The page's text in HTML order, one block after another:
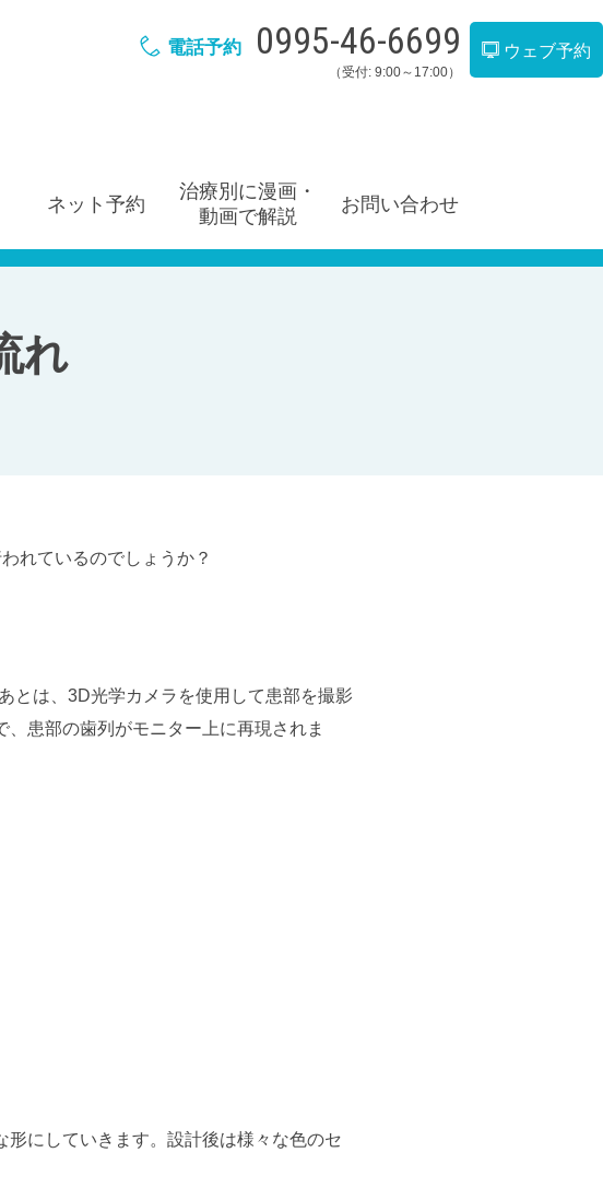
電話予約 0995-46-6699
（受付: 9:00～17:00）
ウェブ予約
ネット予約
治療別に漫画・
動画で解説
お問い合わせ
れ
れているのでしょうか？
とは、3D光学カメラを使用して患部を撮影
患部の歯列がモニター上に再現されま
にしていきます。設計後は様々な色のセ